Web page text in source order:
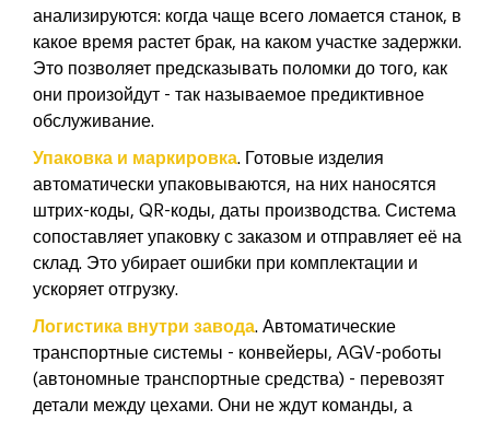
анализируются: когда чаще всего ломается станок, в
какое время растет брак, на каком участке задержки.
Это позволяет предсказывать поломки до того, как
они произойдут - так называемое предиктивное
обслуживание.
Упаковка и маркировка . Готовые изделия
автоматически упаковываются, на них наносятся
штрих-коды, QR-коды, даты производства. Система
сопоставляет упаковку с заказом и отправляет её на
склад. Это убирает ошибки при комплектации и
ускоряет отгрузку.
Логистика внутри завода . Автоматические
транспортные системы - конвейеры, AGV-роботы
(автономные транспортные средства) - перевозят
детали между цехами. Они не ждут команды, а